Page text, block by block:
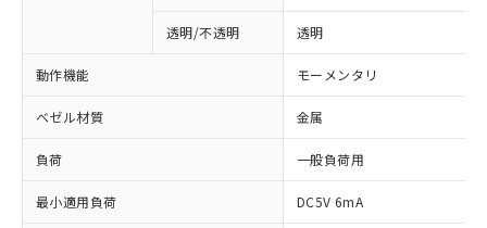
透明/不透明 透明
動作機能 モーメンタリ
ベゼル材質 金属
負荷 一般負荷用
最小適用負荷 DC5V 6mA